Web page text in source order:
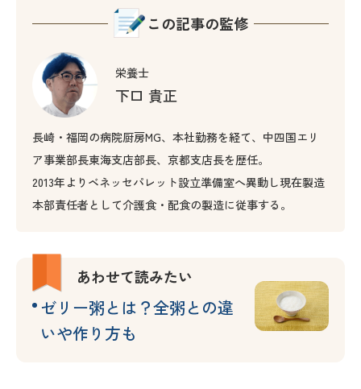
この記事の監修
栄養士
下口 貴正
長崎・福岡の病院厨房MG、本社勤務を経て、中四国エリ
ア事業部長東海支店部長、京都支店長を歴任。
2013年よりベネッセパレット設立準備室へ異動し現在製造
本部責任者として介護食・配食の製造に従事する。
あわせて読みたい
ゼリー粥とは？全粥との違
いや作り方も